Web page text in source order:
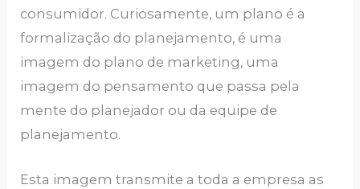
consumidor. Curiosamente, um plano é a
formalização do planejamento, é uma
imagem do plano de marketing, uma
imagem do pensamento que passa pela
mente do planejador ou da equipe de
planejamento.
Esta imagem transmite a toda a empresa as